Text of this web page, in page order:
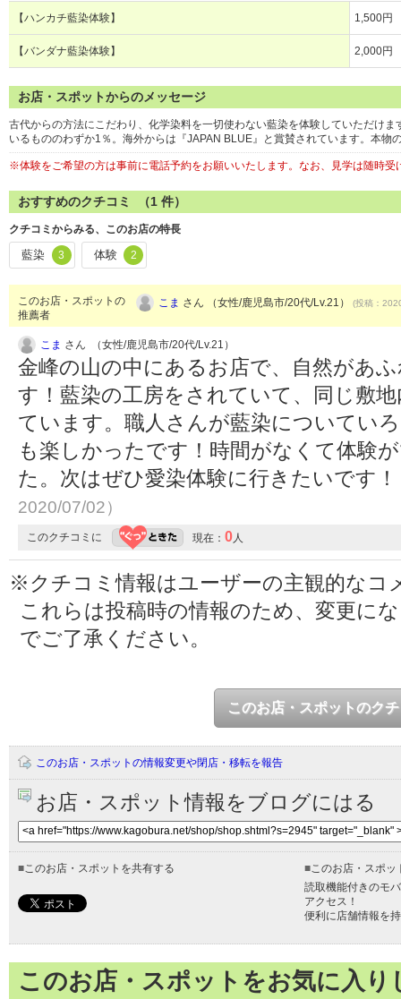
【ハンカチ藍染体験】 1,500円
【バンダナ藍染体験】 2,000円
お店・スポットからのメッセージ
古代からの方法にこだわり、化学染料を一切使わない藍染を体験していただけ
いるもののわずか1％。海外からは『JAPAN BLUE』と賞賛されています。本物
※体験をご希望の方は事前に電話予約をお願いいたします。なお、見学は随時受
おすすめのクチコミ （1 件）
クチコミからみる、このお店の特長
藍染 3 体験 2
このお店・スポットの
推薦者
こま さん （女性/鹿児島市/20代/Lv.21） (投稿：
こま さん （女性/鹿児島市/20代/Lv.21）
金峰の山の中にあるお店で、自然があ
す！藍染の工房をされていて、同じ敷
ています。職人さんが藍染についてい
も楽しかったです！時間がなくて体験
た。次はぜひ愛染体験に行きたいです
2020/07/02）
このクチコミに 現在： 0 人
※クチコミ情報はユーザーの主観的なコ
これらは投稿時の情報のため、変更に
でご了承ください。
このお店・スポットのク
このお店・スポットの情報変更や閉店・移転を報告
お店・スポット情報をブログにはる
■ このお店・スポットを共有する ■ このお店・スポ
読取機能付きのモ
アクセス！
便利に店舗情報を
このお店・スポットをお気に入